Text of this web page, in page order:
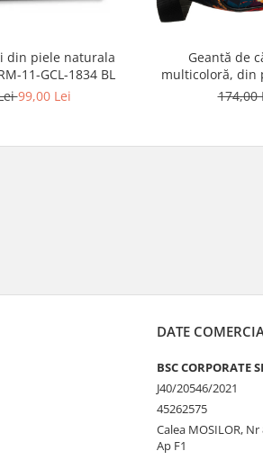
din piele naturala
11-GCL-1834 BL
99,00 Lei
Geantă de
multicoloră, din
port USB -174,00
DATE
BSC CORPORATE
J40/20546/2021
45262575
Calea MOSILOR, Nr
Ap F1